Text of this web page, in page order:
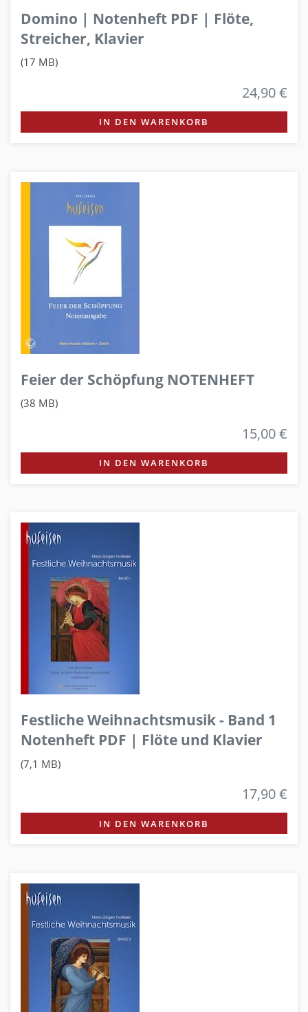
Domino | Notenheft PDF | Flöte,
Streicher, Klavier
(17 MB)
24,90 €
IN DEN WARENKORB
Feier der Schöpfung NOTENHEFT
(38 MB)
15,00 €
IN DEN WARENKORB
Festliche Weihnachtsmusik - Band 1
Notenheft PDF | Flöte und Klavier
(7,1 MB)
17,90 €
IN DEN WARENKORB